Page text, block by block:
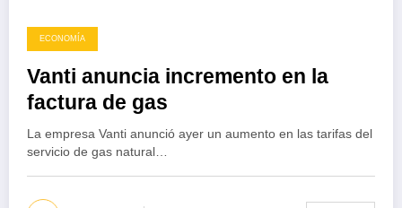
ECONOMÍA
Vanti anuncia incremento en la
factura de gas
La empresa Vanti anunció ayer un aumento en las tarifas del
servicio de gas natural…